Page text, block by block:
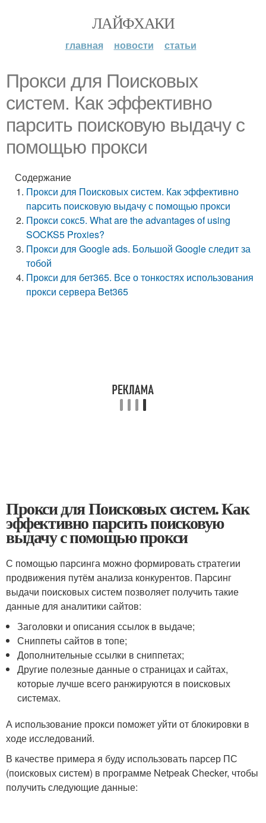
ЛАЙФХАКИ
главная новости статьи
Прокси для Поисковых
систем. Как эффективно
парсить поисковую выдачу с
помощью прокси
Содержание
Прокси для Поисковых систем. Как эффективно
парсить поисковую выдачу с помощью прокси
Прокси сокс5. What are the advantages of using
SOCKS5 Proxies?
Прокси для Google ads. Большой Google следит за
тобой
Прокси для бет365. Все о тонкостях использования
прокси сервера Bet365
Прокси для Поисковых систем. Как
эффективно парсить поисковую
выдачу с помощью прокси
С помощью парсинга можно формировать стратегии
продвижения путём анализа конкурентов. Парсинг
выдачи поисковых систем позволяет получить такие
данные для аналитики сайтов:
Заголовки и описания ссылок в выдаче;
Сниппеты сайтов в топе;
Дополнительные ссылки в сниппетах;
Другие полезные данные о страницах и сайтах,
которые лучше всего ранжируются в поисковых
системах.
А использование прокси поможет уйти от блокировки в
ходе исследований.
В качестве примера я буду использовать парсер ПС
(поисковых систем) в программе Netpeak Checker, чтобы
получить следующие данные: